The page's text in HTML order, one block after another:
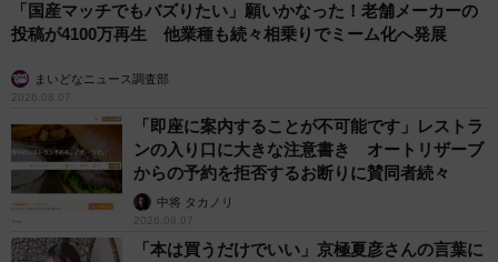
は。
小田 まず私をアニメ・マンガ好きにしたのは3歳上のお
姉ちゃんです。実家でゼニガメと金魚を飼っていたんです
が、名前を全部CLAMP作品のキャラ名にしてるような姉で
（笑）。
ーーちなみに名前は...？
「国産マッチでもバズりたい」願いかなった！老舗メーカーの
投稿が4100万再生 他業種も続々相乗りでミーム化へ発展
まいどなニュース調査部
2026.08.07
「即座に案内することが不可能です」レストラ
ンの入り口に大きな注意書き オートリザーブ
からの予約を拒否するお断りに賛同者続々
中将 タカノリ
2026.08.07
「本は買うだけでいい」京極夏彦さんの言葉に